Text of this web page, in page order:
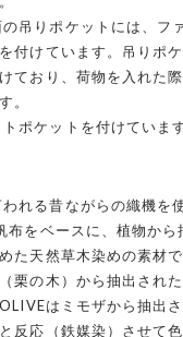
吊りポケットには、フ
付けています。吊りポ
ており、荷物を入れた
。
ポケットを付けています
れる昔ながらの織機を
布をベースに、植物から
た天然草木染めの素材
栗の木）から抽出され
はミモザから抽出
反応（鉄媒染）させて